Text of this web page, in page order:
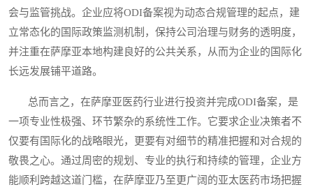
会与监管挑战。企业应将ODI备案视为动态合规管理的起点，建
立常态化的国际政策监测机制，保持公司治理与财务的透明度，
并注重在萨摩亚本地构建良好的公共关系，从而为企业的国际化
长远发展铺平道路。
总而言之，在萨摩亚医药行业进行投资并完成ODI备案，是
一项专业性极强、环节繁杂的系统性工作。它要求企业决策者不
仅要有国际化的战略眼光，更要有对细节的精准把握和对合规的
敬畏之心。通过周密的规划、专业的执行和持续的管理，企业方
能顺利跨越这道门槛，在萨摩亚乃至更广阔的亚太医药市场把握